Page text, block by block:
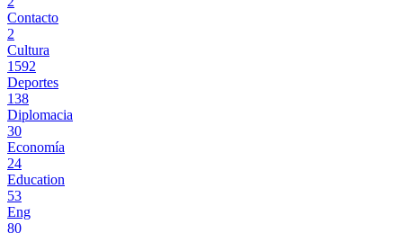
Contacto
2
Cultura
1592
Deportes
138
Diplomacia
30
Economía
24
Education
53
Eng
80